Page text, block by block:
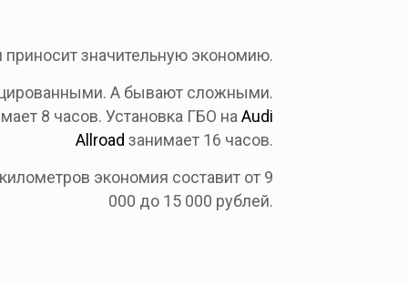
значительную экономию.
А бывают сложными.
8 часов. Установка ГБО на Audi
Allroad занимает 16 часов.
экономия составит от 9
000 до 15 000 рублей.